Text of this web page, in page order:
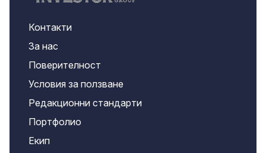
Контакти
За нас
Поверителност
Условия за ползване
Редакционни стандарти
Портфолио
Екип